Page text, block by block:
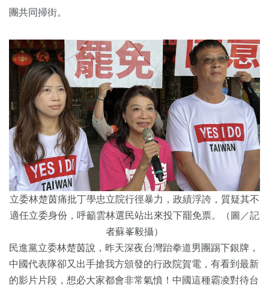
團共同掃街。
立委林楚茵痛批丁學忠立院行徑暴力，政績浮誇，質疑其不
適任立委身份，呼籲雲林選民站出來投下罷免票。（圖／記
者蘇峯毅攝）
民進黨立委林楚茵說，昨天深夜台灣跆拳道男團踢下銀牌，
中國代表隊卻又出手搶我方頒發的行政院賀電，有看到最新
的影片片段，想必大家都會非常氣憤！中國這種霸凌對待台